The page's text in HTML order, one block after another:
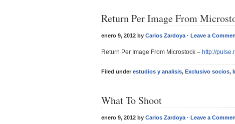
Return Per Image From
enero 9, 2012 by Carlos Zardoya · Leave a
Return Per Image From Microstock – http://
Filed under estudios y analisis, Exclusivo socios,
What To Shoot
enero 9, 2012 by Carlos Zardoya · Leave a